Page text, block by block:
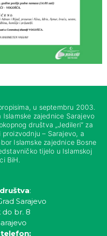
u septembru 2003.
zajednice Sarajevo
društva „Jedileri“ za
– Sarajevo, a
Islamske zajednice Bosne
tijelo u Islamskoj
BiH.
:
Sarajevo
do br. 8